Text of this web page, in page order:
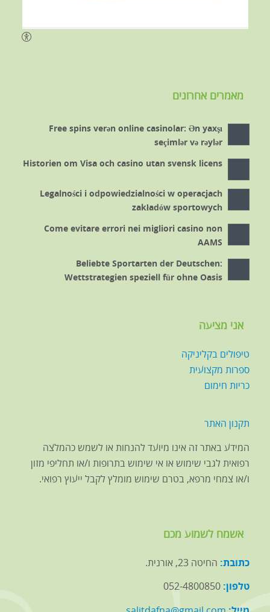
מאמרים אחרונים
Free spins verən online casinolar: Ən yaxşı
seçimlər və rəylər
Historien om Visa och casino utan svensk licens
Legalności i odpowiedzialności w operacjach
zakładów sportowych
Come evitare errori nei migliori casino non
AAMS
Beliebte Sportarten der Deutschen:
Wettstrategien speziell für ohne Oasis
אני מציעה
טיפולים בקליניקה
ספרות מקצועית
כריות חימום
תקנון האתר
המידע באתר זה אינו מיועד להנחות או לשמש כהמלצה
רפואית לגבי שימוש או אי שימוש בתרופות ו/או תחליפי מזון
ו/או צמחי מרפא, בטרם שימוש מומלץ לקבל ייעוץ רפואי.
אשמח לשמוע מכם
כתובת: החיטה 23, אורנית.
טלפון: 052-4800850